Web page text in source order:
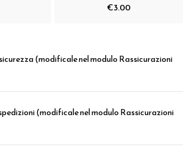
€3.00
(modificale nel modulo Rassicurazioni
(modificale nel modulo Rassicurazioni